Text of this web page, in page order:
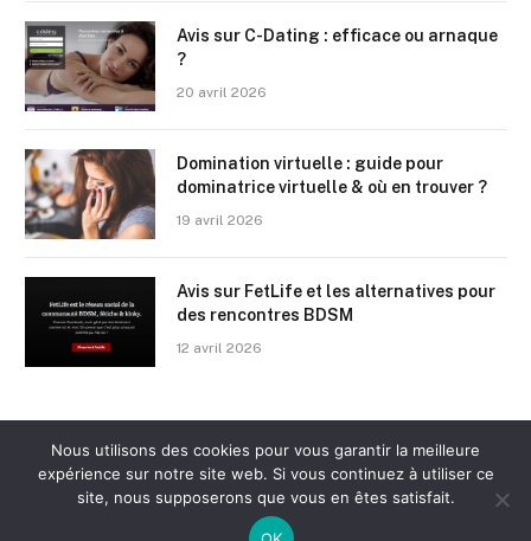
Avis sur C-Dating : efficace ou arnaque
?
20 avril 2026
Domination virtuelle : guide pour
dominatrice virtuelle & où en trouver ?
19 avril 2026
Avis sur FetLife et les alternatives pour
des rencontres BDSM
12 avril 2026
© 2026CGV- Contact
Nous utilisons des cookies pour vous garantir la meilleure
expérience sur notre site web. Si vous continuez à utiliser ce
site, nous supposerons que vous en êtes satisfait.